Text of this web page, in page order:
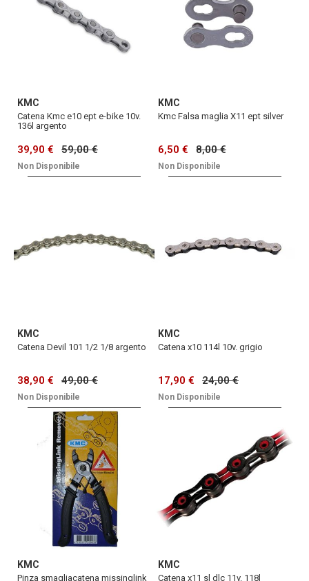
KMC
Catena Kmc e10 ept e-bike 10v.
136l argento
39,90 € 59,00 €
Non Disponibile
KMC
Kmc Falsa maglia X11 ept silver
6,50 € 8,00 €
Non Disponibile
KMC
Catena Devil 101 1/2 1/8 argento
38,90 € 49,00 €
Non Disponibile
KMC
Catena x10 114l 10v. grigio
17,90 € 24,00 €
Non Disponibile
KMC
Pinza smagliacatena missinglink
KMC
Catena x11 sl dlc 11v. 118l